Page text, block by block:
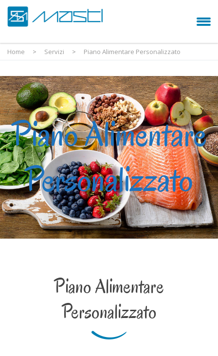
Home > Servizi > Piano Alimentare Personalizzato
Piano Alimentare
Personalizzato
Piano Alimentare
Personalizzato